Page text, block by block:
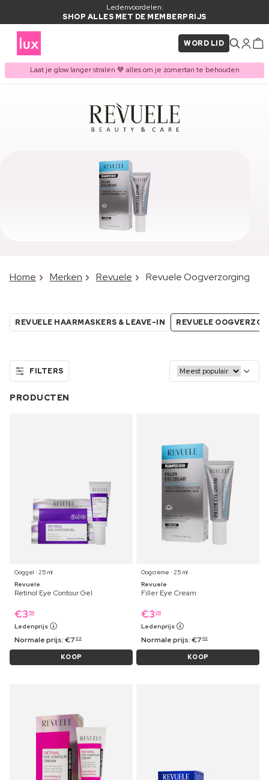
Ledenvoordelen:
SHOP ALLES MET DE MEMBERPRIJS
WORD LID
Laat je glow langer stralen 🤎 alles om je zomertan te behouden
Home Merken Revuele Revuele Oogverzorging
REVUELE HAARMASKERS & LEAVE-IN REVUELE
FILTERS
PRODUCTEN
Ooggel ⋅ 25 ml
Revuele
Retinol Eye Contour Gel
€3 59
Ledenprijs
Normale prijs:€7 69
KOOP
Oogcrème ⋅ 25 ml
Revuele
Filler Eye Cream
€3 09
Ledenprijs
Normale prijs:€7 09
KOOP